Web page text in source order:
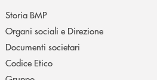
Storia BMP
Organi sociali e Direzione
Documenti societari
Codice Etico